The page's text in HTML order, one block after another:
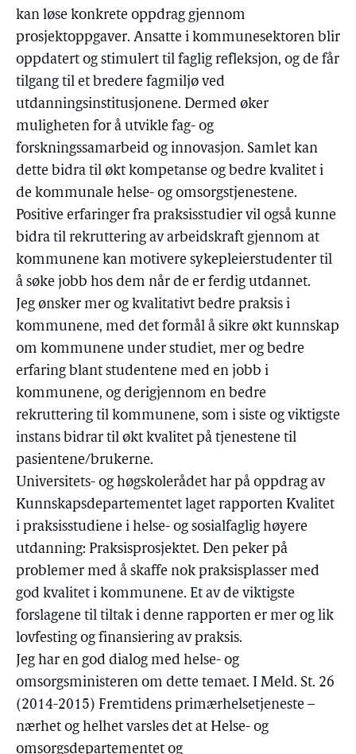
kan løse konkrete oppdrag gjennom
prosjektoppgaver. Ansatte i kommunesektoren blir
oppdatert og stimulert til faglig refleksjon, og de får
tilgang til et bredere fagmiljø ved
utdanningsinstitusjonene. Dermed øker
muligheten for å utvikle fag- og
forskningssamarbeid og innovasjon. Samlet kan
dette bidra til økt kompetanse og bedre kvalitet i
de kommunale helse- og omsorgstjenestene.
Positive erfaringer fra praksisstudier vil også kunne
bidra til rekruttering av arbeidskraft gjennom at
kommunene kan motivere sykepleierstudenter til
å søke jobb hos dem når de er ferdig utdannet.
Jeg ønsker mer og kvalitativt bedre praksis i
kommunene, med det formål å sikre økt kunnskap
om kommunene under studiet, mer og bedre
erfaring blant studentene med en jobb i
kommunene, og derigjennom en bedre
rekruttering til kommunene, som i siste og viktigste
instans bidrar til økt kvalitet på tjenestene til
pasientene/brukerne.
Universitets- og høgskolerådet har på oppdrag av
Kunnskapsdepartementet laget rapporten Kvalitet
i praksisstudiene i helse- og sosialfaglig høyere
utdanning: Praksisprosjektet. Den peker på
problemer med å skaffe nok praksisplasser med
god kvalitet i kommunene. Et av de viktigste
forslagene til tiltak i denne rapporten er mer og lik
lovfesting og finansiering av praksis.
Jeg har en god dialog med helse- og
omsorgsministeren om dette temaet. I Meld. St. 26
(2014-2015) Fremtidens primærhelsetjeneste –
nærhet og helhet varsles det at Helse- og
omsorgsdepartementet og